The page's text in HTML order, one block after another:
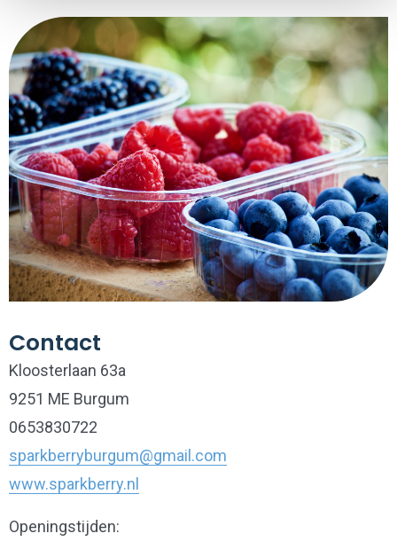
Contact
Kloosterlaan 63a
9251 ME Burgum
0653830722
sparkberryburgum@gmail.com
www.sparkberry.nl
Openingstijden: